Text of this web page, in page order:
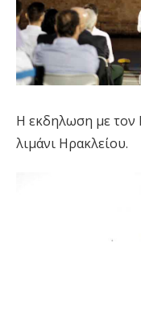
Η εκδηλωση με τον
λιμάνι Ηρακλείου.